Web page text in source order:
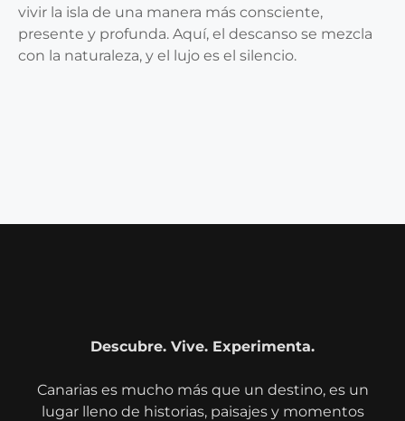
vivir la isla de una manera más consciente,
presente y profunda. Aquí, el descanso se mezcla
con la naturaleza, y el lujo es el silencio.
Descubre. Vive. Experimenta.
Canarias es mucho más que un destino, es un
lugar lleno de historias, paisajes y momentos